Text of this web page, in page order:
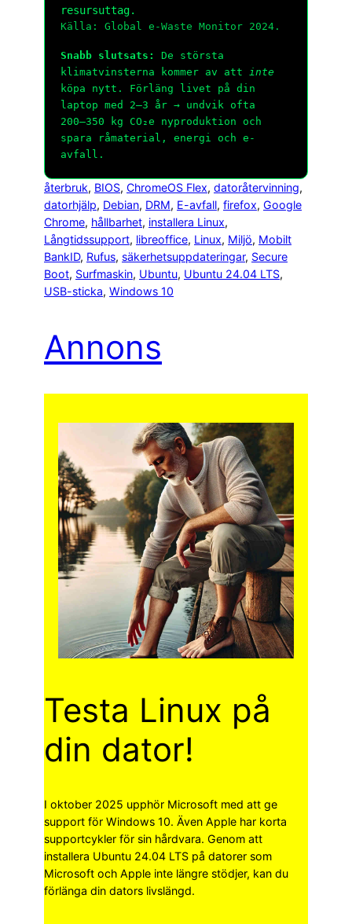
resursuttag.
Källa: Global e-Waste Monitor 2024.
Snabb slutsats:
De största
klimatvinsterna kommer av att
inte
köpa nytt. Förläng livet på din
laptop med 2–3 år → undvik ofta
200–350 kg CO₂e nyproduktion och
spara råmaterial, energi och e-
avfall.
återbruk, BIOS, ChromeOS Flex, datoråtervinning
datorhjälp, Debian, DRM, E-avfall, firefox, Google
Chrome, hållbarhet, installera Linux
Långtidssupport, libreoffice, Linux, Miljö, Mobilt
BankID, Rufus, säkerhetsuppdateringar, Secure
Boot, Surfmaskin, Ubuntu, Ubuntu 24.04 LTS
USB-sticka, Windows 10
Annons
Testa Linux på
din dator!
I oktober 2025 upphör Microsoft med att ge
support för Windows 10. Även Apple har korta
supportcykler för sin hårdvara. Genom att
installera Ubuntu 24.04 LTS på datorer som
Microsoft och Apple inte längre stödjer, kan du
förlänga din dators livslängd.